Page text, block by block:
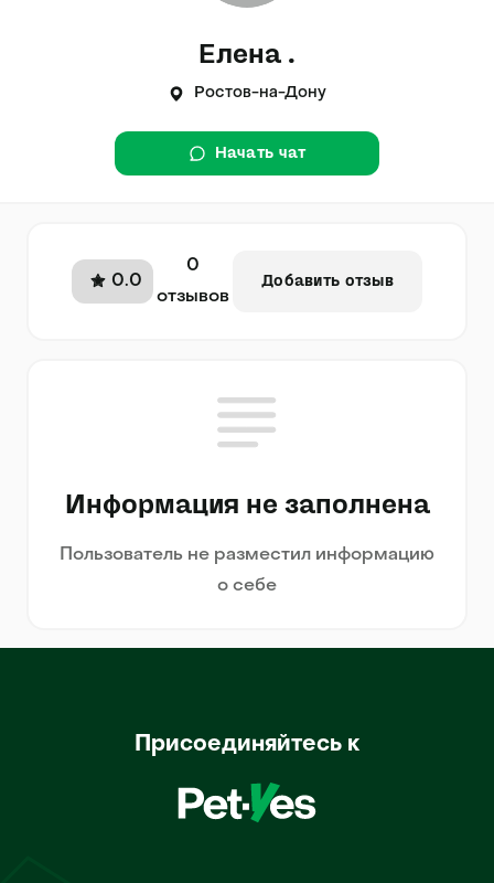
Елена .
Ростов-на-Дону
Начать чат
0.0
0
отзывов
Добавить отзыв
Информация не заполнена
Пользователь не разместил информацию
о себе
Присоединяйтесь к